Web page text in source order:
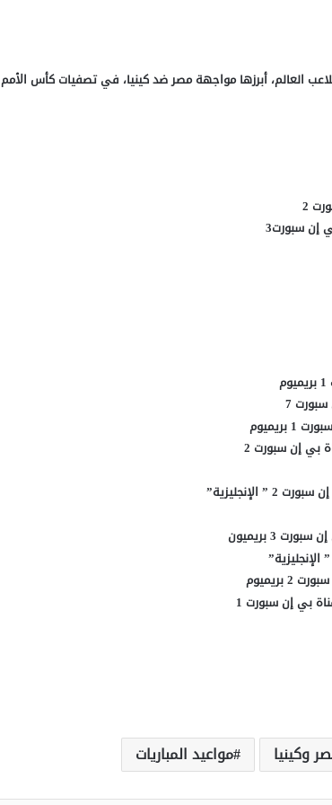
العالم، أبرزها مواجهة مصر ضد كينيا، في تصفيات كأس الأمم
2
إن سبورت3
7
بي إن سبورت 2
3 بريميون
بي إن سبورت 1
وكينيا مواعيد المباريات